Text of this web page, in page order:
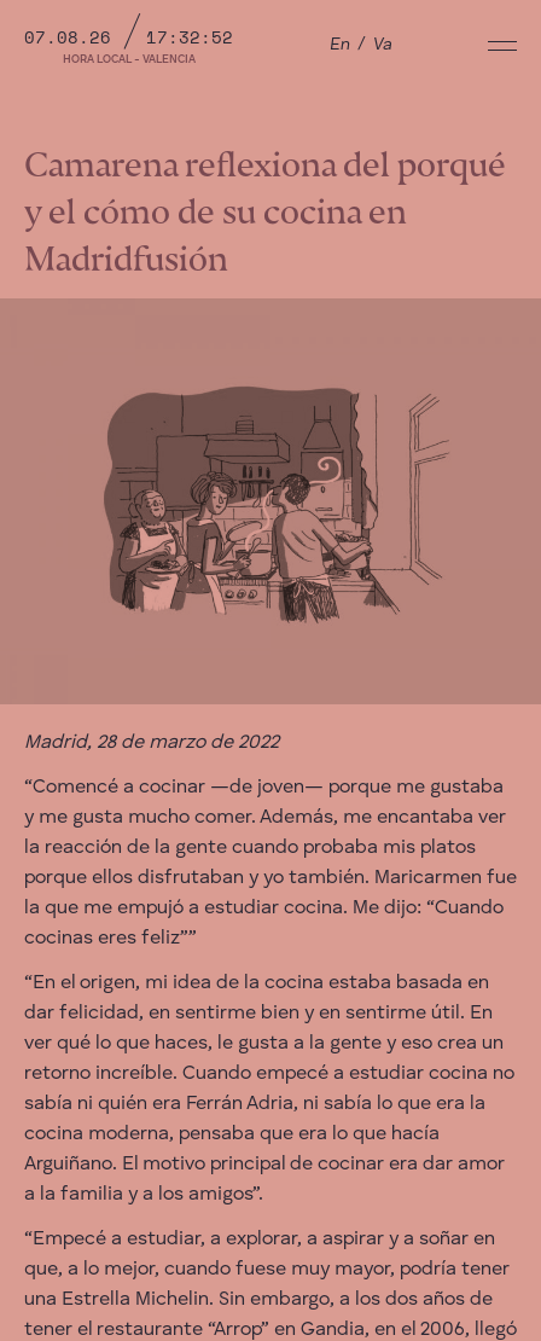
07.08.26 17:32:53
HORA LOCAL - VALENCIA
En / Va
Camarena reflexiona del porqué
y el cómo de su cocina en
Madridfusión
Madrid, 28 de marzo de 2022
“Comencé a cocinar —de joven— porque me gustaba
y me gusta mucho comer. Además, me encantaba ver
la reacción de la gente cuando probaba mis platos
porque ellos disfrutaban y yo también. Maricarmen fue
la que me empujó a estudiar cocina. Me dijo: “Cuando
cocinas eres feliz””
“En el origen, mi idea de la cocina estaba basada en
dar felicidad, en sentirme bien y en sentirme útil. En
ver qué lo que haces, le gusta a la gente y eso crea un
retorno increíble. Cuando empecé a estudiar cocina no
sabía ni quién era Ferrán Adria, ni sabía lo que era la
cocina moderna, pensaba que era lo que hacía
Arguiñano. El motivo principal de cocinar era dar amor
a la familia y a los amigos”.
“Empecé a estudiar, a explorar, a aspirar y a soñar en
que, a lo mejor, cuando fuese muy mayor, podría tener
una Estrella Michelin. Sin embargo, a los dos años de
tener el restaurante “Arrop” en Gandia, en el 2006, llegó